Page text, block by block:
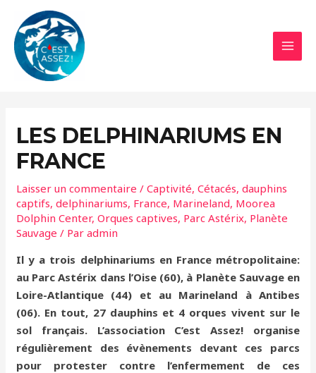
contenu
LES DELPHINARIUMS EN
FRANCE
Laisser un commentaire /Captivité,Cétacés,dauphins
captifs,delphinariums, France, Marineland, Moorea
Dolphin Center,Orques captives, Parc Astérix, Planète
Sauvage / Paradmin
Il y a trois delphinariums en France métropolitaine:
au Parc Astérix dans l’Oise (60), à Planète Sauvage en
Loire-Atlantique (44) et au Marineland à Antibes
(06). En tout, 27 dauphins et 4 orques vivent sur le
sol français. L’association C’est Assez! organise
régulièrement des évènements devant ces parcs
pour protester contre l’enfermement de ces